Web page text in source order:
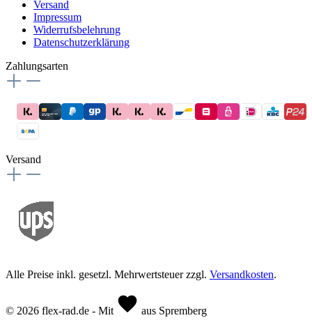
Versand
Impressum
Widerrufsbelehrung
Datenschutzerklärung
Zahlungsarten
Versand
Alle Preise inkl. gesetzl. Mehrwertsteuer zzgl. Versandkosten.
© 2026 flex-rad.de - Mit
aus Spremberg